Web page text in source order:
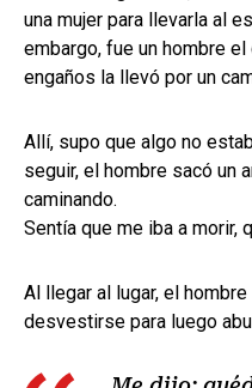
una mujer para llevarla al
embargo, fue un hombre
engaños la llevó por un
Allí, supo que algo no
seguir, el hombre sacó un
caminando.
Sentía que me iba a morir,
Al llegar al lugar, el
desvestirse para luego